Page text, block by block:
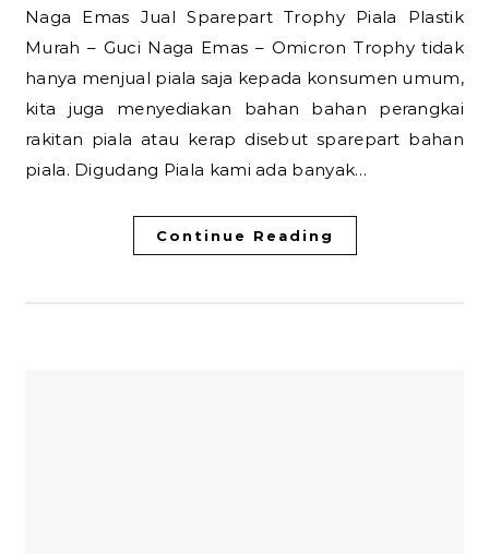
Naga Emas Jual Sparepart Trophy Piala Plastik
Murah – Guci Naga Emas – Omicron Trophy tidak
hanya menjual piala saja kepada konsumen umum,
kita juga menyediakan bahan bahan perangkai
rakitan piala atau kerap disebut sparepart bahan
piala. Digudang Piala kami ada banyak…
Continue Reading